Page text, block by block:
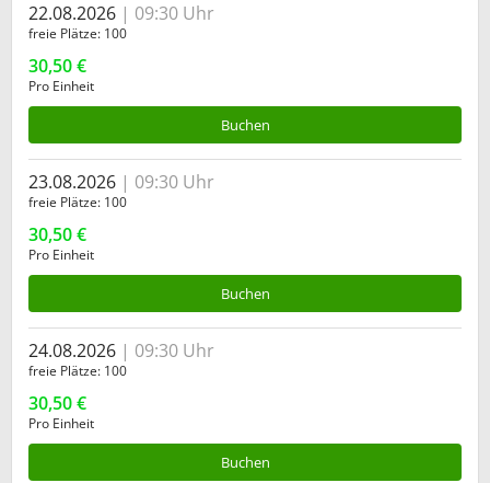
22.08.2026 09:30 Uhr
freie Plätze 100
30,50 €
Pro Einheit
Buchen
23.08.2026 09:30 Uhr
freie Plätze 100
30,50 €
Pro Einheit
Buchen
24.08.2026 09:30 Uhr
freie Plätze 100
30,50 €
Pro Einheit
Buchen